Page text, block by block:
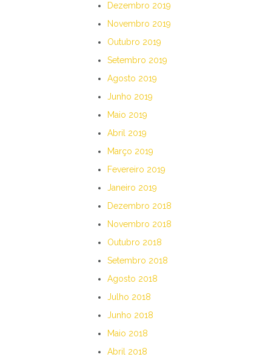
Dezembro 2019
Novembro 2019
Outubro 2019
Setembro 2019
Agosto 2019
Junho 2019
Maio 2019
Abril 2019
Março 2019
Fevereiro 2019
Janeiro 2019
Dezembro 2018
Novembro 2018
Outubro 2018
Setembro 2018
Agosto 2018
Julho 2018
Junho 2018
Maio 2018
Abril 2018